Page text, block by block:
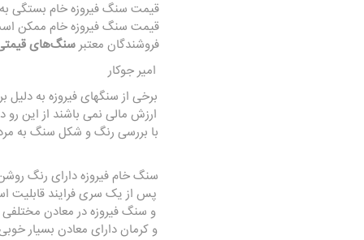
قیمت سنگ فیروزه خام بستگی به
قیمت سنگ فیروزه خام ممکن است
فروشندگان معتبر سنگ‌های
امیر جوکار
برخی از سنگهای فیروزه به
ارزش مالی نمی باشند از این رو
با بررسی رنگ و شکل سنگ به
سنگ خام فیروزه دارای رنگ
پس از یک سری فرایند قابلیت
و سنگ فیروزه در معادن مختلفی
و کرمان دارای معادن بسیار